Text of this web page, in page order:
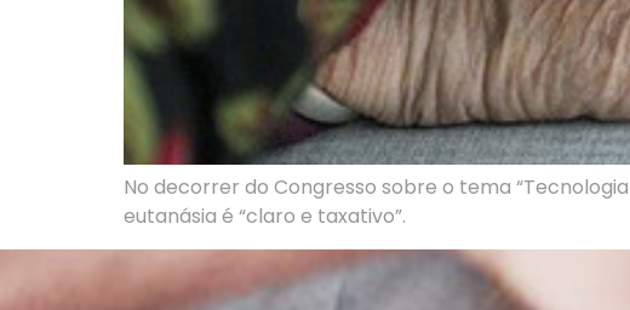
No decorrer do Congresso sobre o tema
eutanásia é “claro e taxativo”.